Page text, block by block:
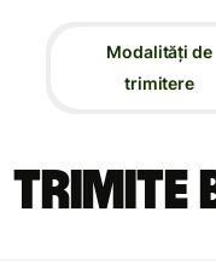
Modalități de
trimitere
Trimite